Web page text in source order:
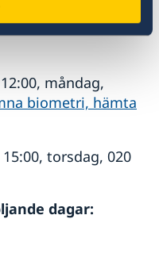
uteslutande
måndag,
biometri, hämta
torsdag, 020
dagar: